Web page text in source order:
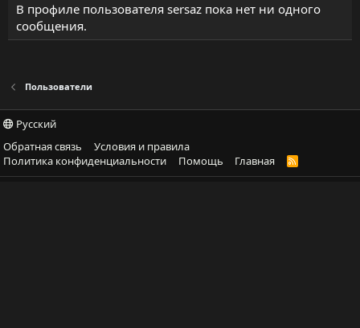
В профиле пользователя sersaz пока нет ни одного
сообщения.
Пользователи
Русский
Обратная связь
Условия и правила
Политика конфиденциальности
Помощь Главная
R